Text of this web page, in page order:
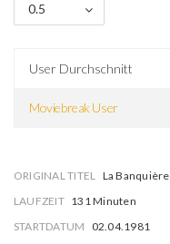
0.5
User Durchschnitt
Moviebreak User
ORIGINAL TITEL La Banquière
LAUFZEIT 131 Minuten
STARTDATUM
02.04.1981